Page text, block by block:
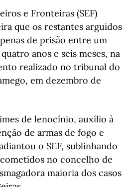
e Fronteiras (SEF)
que os restantes arguidos
de prisão entre um
anos e seis meses, na
realizado no tribunal do
em dezembro de
de lenocínio, auxílio à
de armas de fogo e
o SEF, sublinhando
no concelho de
maioria dos casos